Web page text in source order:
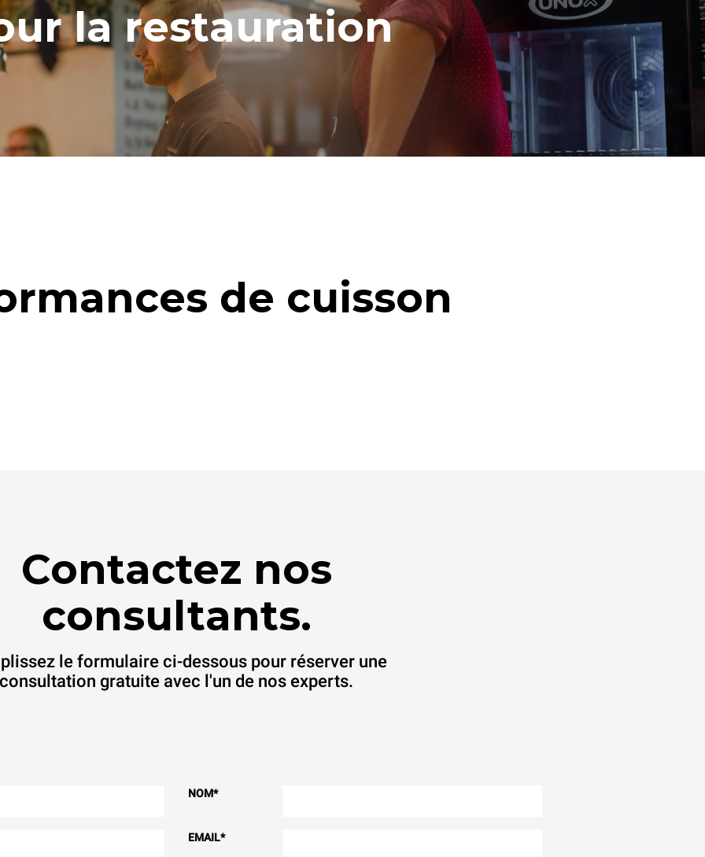
la restauration
de cuisson
Contactez nos
consultants.
le formulaire ci-dessous pour réserver une
consultation gratuite avec l'un de nos experts.
NOM*
EMAIL*